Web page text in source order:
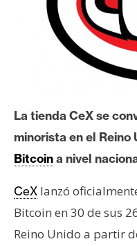
B
i
n
E
h
e
r
La tienda CeX se
minorista en el Reino
Bitcoina nivel
CeX lanzó
Bitcoin en 30 de sus
Reino Unido a partir